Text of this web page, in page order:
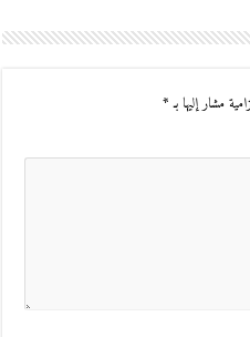
مشار إليها بـ*